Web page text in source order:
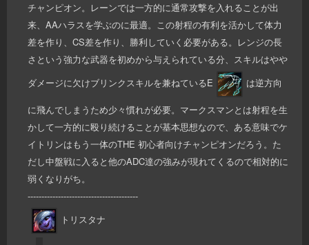
チャンピオン。レーンでは一方的に通常攻撃を入れることが出
来、AAハラスを学ぶのに最適。この射程の有利を活かして体力
差を作り、CS差を作り、勝利していく必要がある。レンジの長
さという強力な武器を初めから与えられている分、スキルはやや
ダメージに欠けブリンクスキルを兼ねているE
は逆方向
に飛んでしまうため少々慣れが必要。マークスマンとは射程を生
かして一方的に殴り続けることが基本思想なので、ある意味でケ
イトリンはもう一体のTHE 初心者向けチャンピオンだろう。た
だし中盤戦に入ると他のADC達の強みが現れてくるので相対的に
弱くなりがち。
----------------------------------------
トリスタナ